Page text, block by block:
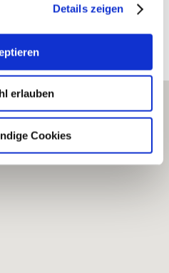
Details zeigen
erlauben
Cookies